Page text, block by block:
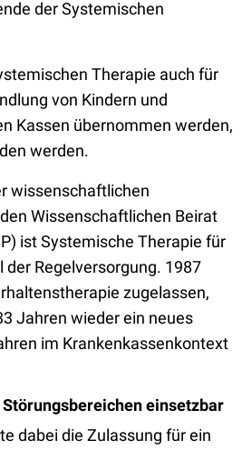
der Systemischen
Therapie auch für
von Kindern und
Kassen übernommen werden,
werden.
wissenschaftlichen
Wissenschaftlichen Beirat
ist Systemische Therapie für
der Regelversorgung. 1987
zugelassen,
Jahren wieder ein neues
im Krankenkassenkontext
einsetzbar
dabei die Zulassung für ein